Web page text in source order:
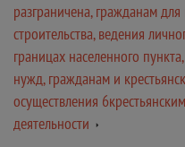
разграничена, гражданам
строительства, ведения
границах населенного
нужд, гражданам и
осуществления
деятельности